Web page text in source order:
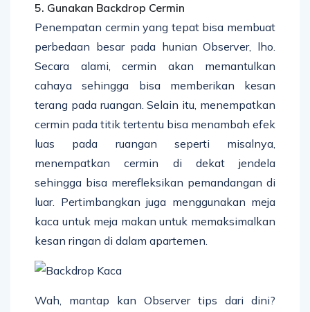
5. Gunakan Backdrop Cermin
Penempatan cermin yang tepat bisa membuat
perbedaan besar pada hunian Observer, lho.
Secara alami, cermin akan memantulkan
cahaya sehingga bisa memberikan kesan
terang pada ruangan. Selain itu, menempatkan
cermin pada titik tertentu bisa menambah efek
luas pada ruangan seperti misalnya,
menempatkan cermin di dekat jendela
sehingga bisa merefleksikan pemandangan di
luar. Pertimbangkan juga menggunakan meja
kaca untuk meja makan untuk memaksimalkan
kesan ringan di dalam apartemen.
Wah, mantap kan Observer tips dari dini?